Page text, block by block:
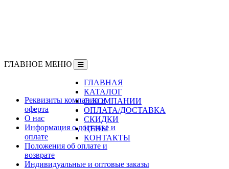
ГЛАВНОЕ МЕНЮ
ГЛАВНАЯ
КАТАЛОГ
О КОМПАНИИ
ОПЛАТА/ДОСТАВКА
СКИДКИ
ЦЕНЫ
КОНТАКТЫ
Реквизиты компании и
оферта
О нас
Информация о доставке и
оплате
Положения об оплате и
возврате
Индивидуальные и оптовые заказы